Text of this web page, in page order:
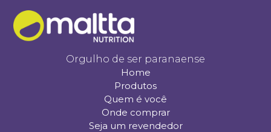
Orgulho de ser paranaense
Home
Produtos
Quem é você
Onde comprar
Seja um revendedor